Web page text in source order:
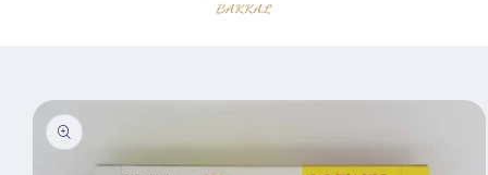
Skip to
product
information